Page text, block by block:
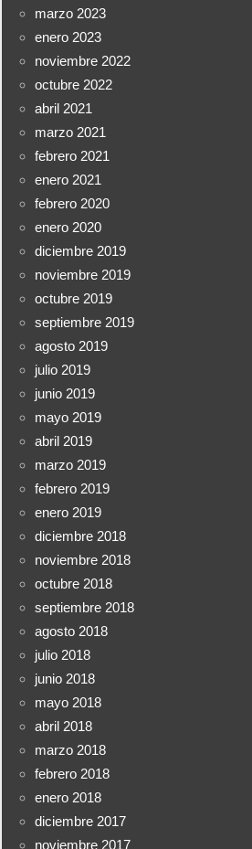
marzo 2023
enero 2023
noviembre 2022
octubre 2022
abril 2021
marzo 2021
febrero 2021
enero 2021
febrero 2020
enero 2020
diciembre 2019
noviembre 2019
octubre 2019
septiembre 2019
agosto 2019
julio 2019
junio 2019
mayo 2019
abril 2019
marzo 2019
febrero 2019
enero 2019
diciembre 2018
noviembre 2018
octubre 2018
septiembre 2018
agosto 2018
julio 2018
junio 2018
mayo 2018
abril 2018
marzo 2018
febrero 2018
enero 2018
diciembre 2017
noviembre 2017